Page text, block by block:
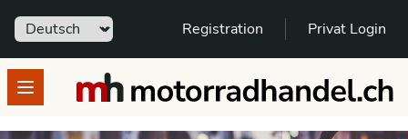
Sprache Registration Privat Login
Open menumotorradhandel.ch